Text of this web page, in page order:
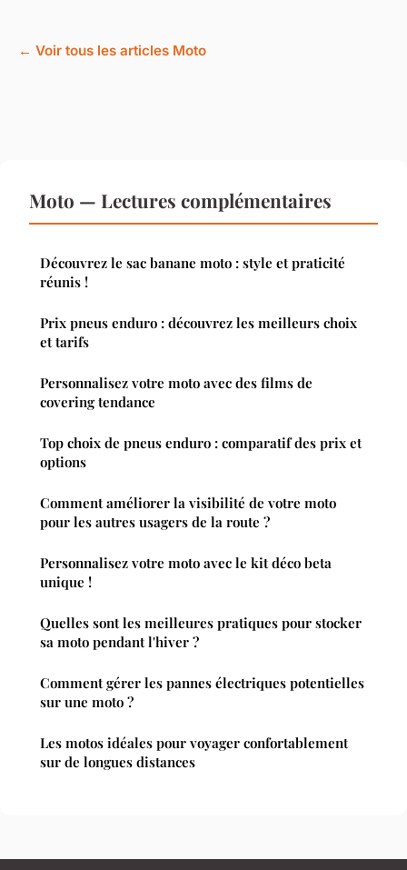
← Voir tous les articles Moto
Moto — Lectures complémentaires
Découvrez le sac banane moto : style et praticité
réunis !
Prix pneus enduro : découvrez les meilleurs choix
et tarifs
Personnalisez votre moto avec des films de
covering tendance
Top choix de pneus enduro : comparatif des prix et
options
Comment améliorer la visibilité de votre moto
pour les autres usagers de la route ?
Personnalisez votre moto avec le kit déco beta
unique !
Quelles sont les meilleures pratiques pour stocker
sa moto pendant l'hiver ?
Comment gérer les pannes électriques potentielles
sur une moto ?
Les motos idéales pour voyager confortablement
sur de longues distances